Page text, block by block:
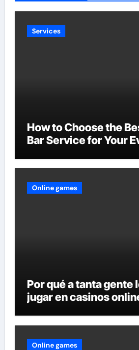
Services
How to Choose the
Bar Service for Your
Online games
Por qué a tanta gente
jugar en casinos
Online games